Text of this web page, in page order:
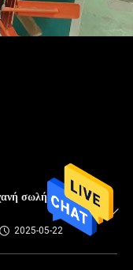
σωλήνων
2025-05-22